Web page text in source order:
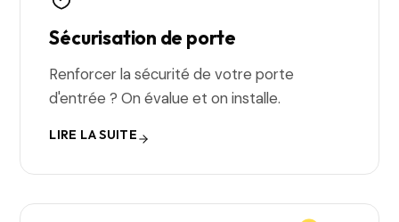
Sécurisation de porte
Renforcer la sécurité de votre porte
d'entrée ? On évalue et on installe.
LIRE LA SUITE